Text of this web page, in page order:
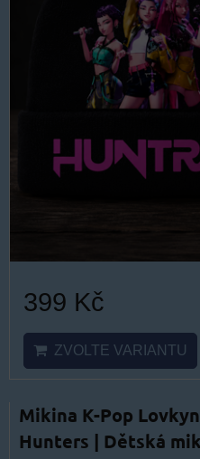
399 Kč
ZVOLTE VARIANTU
Mikina K-Pop
Hunters | Dětská